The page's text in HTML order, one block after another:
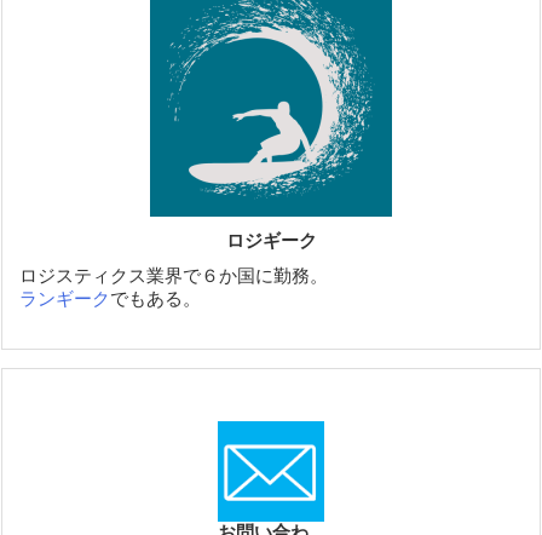
ロジギーク
ロジスティクス業界で６か国に勤務。
ランギークでもある。